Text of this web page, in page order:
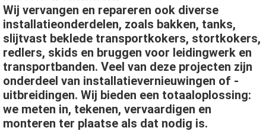
Wij vervangen en repareren ook diverse
installatieonderdelen, zoals bakken, tanks,
slijtvast beklede transportkokers, stortkokers,
redlers, skids en bruggen voor leidingwerk en
transportbanden. Veel van deze projecten zijn
onderdeel van installatievernieuwingen of -
uitbreidingen. Wij bieden een totaaloplossing:
we meten in, tekenen, vervaardigen en
monteren ter plaatse als dat nodig is.